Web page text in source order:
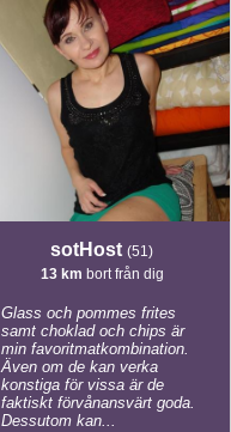
sotHost (51)
13 km bort från dig
Glass och pommes frites
samt choklad och chips är
min favoritmatkombination.
Även om de kan verka
konstiga för vissa är de
faktiskt förvånansvärt goda.
Dessutom kan...